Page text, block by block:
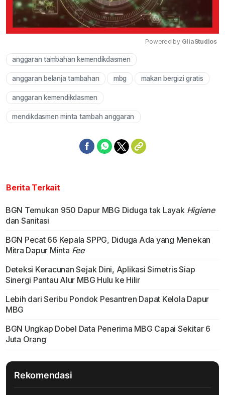
Powered by GliaStudios
anggaran tambahan kemendikdasmen
anggaran belanja tambahan mbg makan bergizi gratis
anggaran kemendikdasmen
mendikdasmen minta tambah anggaran
Berita Terkait
BGN Temukan 950 Dapur MBG Diduga tak Layak Higiene
dan Sanitasi
BGN Pecat 66 Kepala SPPG, Diduga Ada yang Menekan
Mitra Dapur Minta Fee
Deteksi Keracunan Sejak Dini, Aplikasi Simetris Siap
Sinergi Pantau Alur MBG Hulu ke Hilir
Lebih dari Seribu Pondok Pesantren Dapat Kelola Dapur
MBG
BGN Ungkap Dobel Data Penerima MBG Capai Sekitar 6
Juta Orang
Rekomendasi